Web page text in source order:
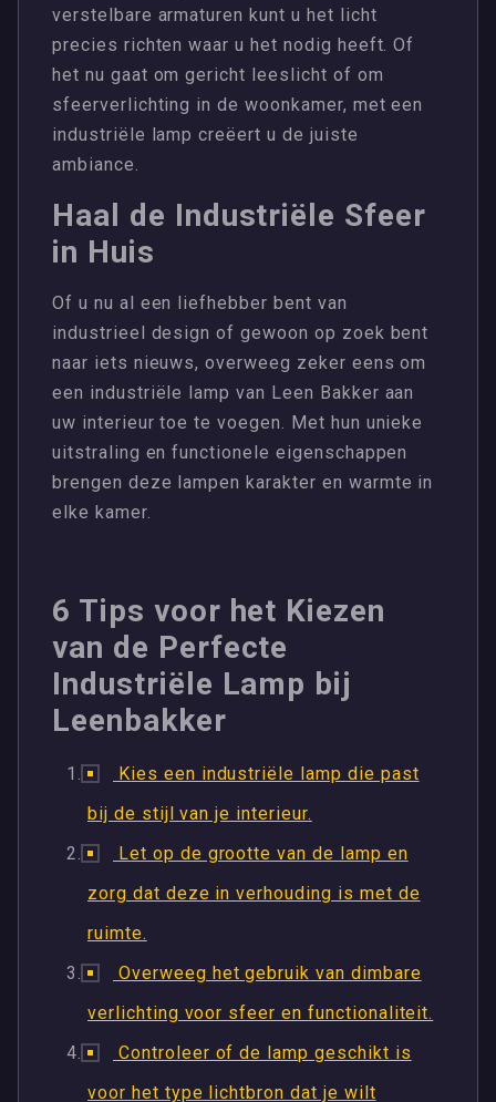
verstelbare armaturen kunt u het licht
precies richten waar u het nodig heeft. Of
het nu gaat om gericht leeslicht of om
sfeerverlichting in de woonkamer, met een
industriële lamp creëert u de juiste
ambiance.
Haal de Industriële Sfeer
in Huis
Of u nu al een liefhebber bent van
industrieel design of gewoon op zoek bent
naar iets nieuws, overweeg zeker eens om
een industriële lamp van Leen Bakker aan
uw interieur toe te voegen. Met hun unieke
uitstraling en functionele eigenschappen
brengen deze lampen karakter en warmte in
elke kamer.
6 Tips voor het Kiezen
van de Perfecte
Industriële Lamp bij
Leenbakker
Kies een industriële lamp die past
bij de stijl van je interieur.
Let op de grootte van de lamp en
zorg dat deze in verhouding is met de
ruimte.
Overweeg het gebruik van dimbare
verlichting voor sfeer en functionaliteit.
Controleer of de lamp geschikt is
voor het type lichtbron dat je wilt